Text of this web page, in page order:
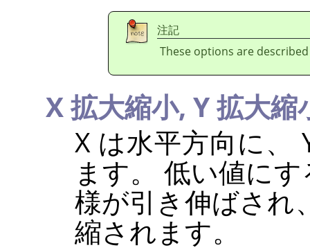
注記
These options are
X 拡大縮小, Y 拡大縮
X は水平方向に、
ます。 低い値に
様が引き伸ばされ
縮されます。